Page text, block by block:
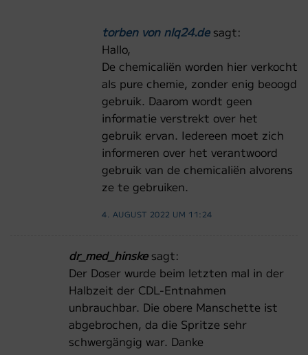
torben von nlq24.de sagt:
Hallo,
De chemicaliën worden hier verkocht
als pure chemie, zonder enig beoogd
gebruik. Daarom wordt geen
informatie verstrekt over het
gebruik ervan. Iedereen moet zich
informeren over het verantwoord
gebruik van de chemicaliën alvorens
ze te gebruiken.
4. AUGUST 2022 UM 11:24
dr_med_hinske sagt:
Der Doser wurde beim letzten mal in der
Halbzeit der CDL-Entnahmen
unbrauchbar. Die obere Manschette ist
abgebrochen, da die Spritze sehr
schwergängig war. Danke